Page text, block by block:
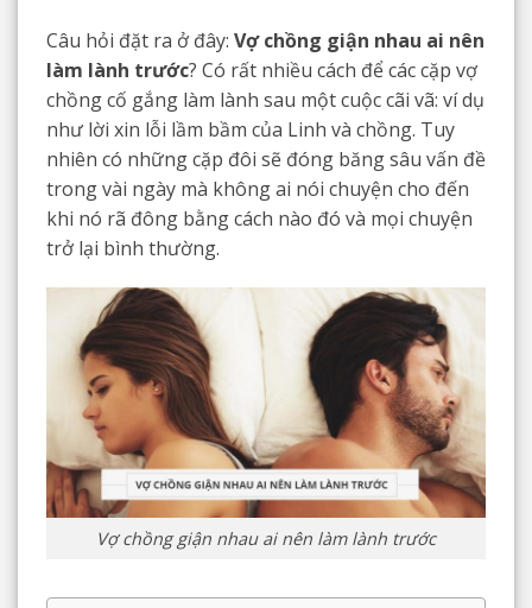
Câu hỏi đặt ra ở đây: Vợ chồng giận nhau ai nên
làm lành trước? Có rất nhiều cách để các cặp vợ
chồng cố gắng làm lành sau một cuộc cãi vã: ví dụ
như lời xin lỗi lầm bầm của Linh và chồng. Tuy
nhiên có những cặp đôi sẽ đóng băng sâu vấn đề
trong vài ngày mà không ai nói chuyện cho đến
khi nó rã đông bằng cách nào đó và mọi chuyện
trở lại bình thường.
Vợ chồng giận nhau ai nên làm lành trước